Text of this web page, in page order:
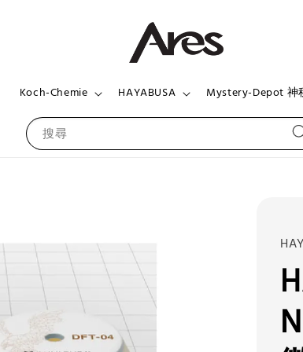
搜尋
Koch-Chemie HAYABUSA Mystery-Depot 神